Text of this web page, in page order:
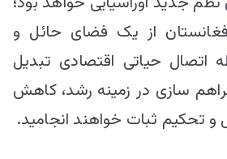
از یک فضای حائل و
اتصال حیاتی اقتصادی تبدیل
سازی در زمینه رشد، کاهش
و تحکیم ثبات خواهند انجامید.